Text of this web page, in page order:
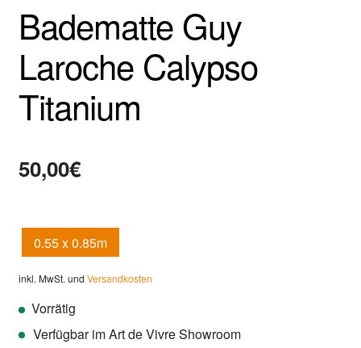
Badematte Guy
Laroche Calypso
Titanium
50,00€
0.55 x 0.85m
inkl. MwSt. und Versandkosten
Vorrätig
Verfügbar im Art de Vivre Showroom